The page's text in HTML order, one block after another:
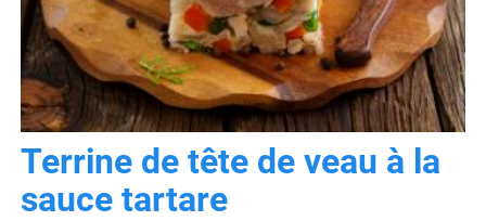
Terrine de tête de veau à la
sauce tartare